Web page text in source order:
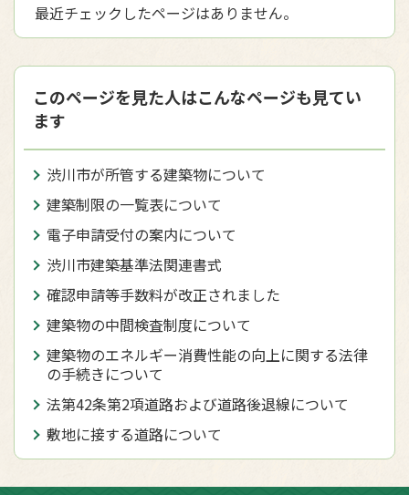
最近チェックしたページはありません。
このページを見た人はこんなページも見てい
ます
渋川市が所管する建築物について
建築制限の一覧表について
電子申請受付の案内について
渋川市建築基準法関連書式
確認申請等手数料が改正されました
建築物の中間検査制度について
建築物のエネルギー消費性能の向上に関する法律
の手続きについて
法第42条第2項道路および道路後退線について
敷地に接する道路について